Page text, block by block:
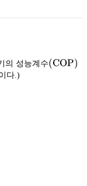
의 성능계수\rm
(COP)